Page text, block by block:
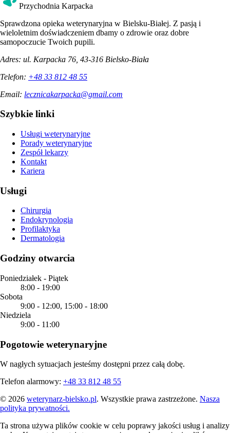
Przychodnia Karpacka
Sprawdzona opieka weterynaryjna w Bielsku-Białej. Z pasją i
wieloletnim doświadczeniem dbamy o zdrowie oraz dobre
samopoczucie Twoich pupili.
Adres: ul. Karpacka 76, 43-316 Bielsko-Biała
Telefon: +48 33 812 48 55
Email: lecznicakarpacka@gmail.com
Szybkie linki
Usługi weterynaryjne
Porady weterynaryjne
Zespół lekarzy
Kontakt
Kariera
Usługi
Chirurgia
Endokrynologia
Profilaktyka
Dermatologia
Godziny otwarcia
Poniedziałek - Piątek
8:00 - 19:00
Sobota
9:00 - 12:00, 15:00 - 18:00
Niedziela
9:00 - 11:00
Pogotowie weterynaryjne
W nagłych sytuacjach jesteśmy dostępni przez całą dobę.
Telefon alarmowy: +48 33 812 48 55
© 2026 weterynarz-bielsko.pl. Wszystkie prawa zastrzeżone. Nasza
polityka prywatności.
Ta strona używa plików cookie w celu poprawy jakości usług i analizy